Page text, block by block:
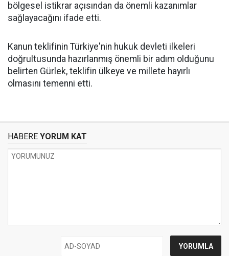
bölgesel istikrar açısından da önemli kazanımlar
sağlayacağını ifade etti.
Kanun teklifinin Türkiye'nin hukuk devleti ilkeleri
doğrultusunda hazırlanmış önemli bir adım olduğunu
belirten Gürlek, teklifin ülkeye ve millete hayırlı
olmasını temenni etti.
HABERE YORUM KAT